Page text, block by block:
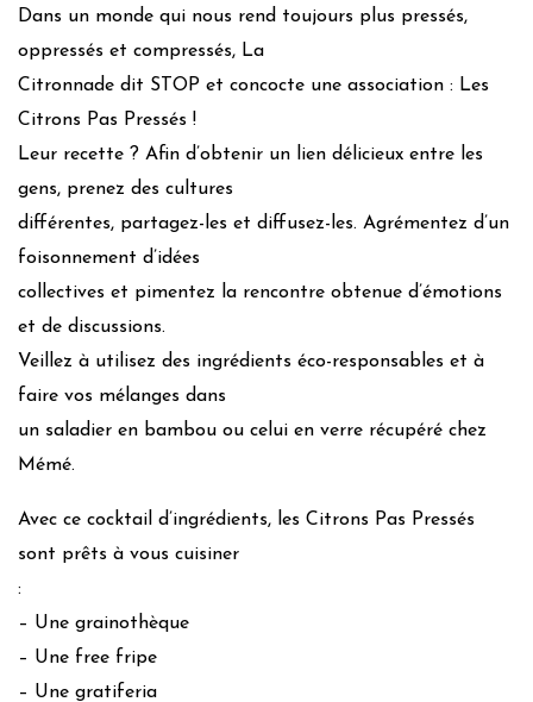
Dans un monde qui nous rend toujours plus pressés,
oppressés et compressés, La
Citronnade dit STOP et concocte une association : Les
Citrons Pas Pressés !
Leur recette ? Afin d’obtenir un lien délicieux entre les
gens, prenez des cultures
différentes, partagez-les et diffusez-les. Agrémentez d’un
foisonnement d’idées
collectives et pimentez la rencontre obtenue d’émotions
et de discussions.
Veillez à utilisez des ingrédients éco-responsables et à
faire vos mélanges dans
un saladier en bambou ou celui en verre récupéré chez
Mémé.
Avec ce cocktail d’ingrédients, les Citrons Pas Pressés
sont prêts à vous cuisiner
:
– Une grainothèque
– Une free fripe
– Une gratiferia